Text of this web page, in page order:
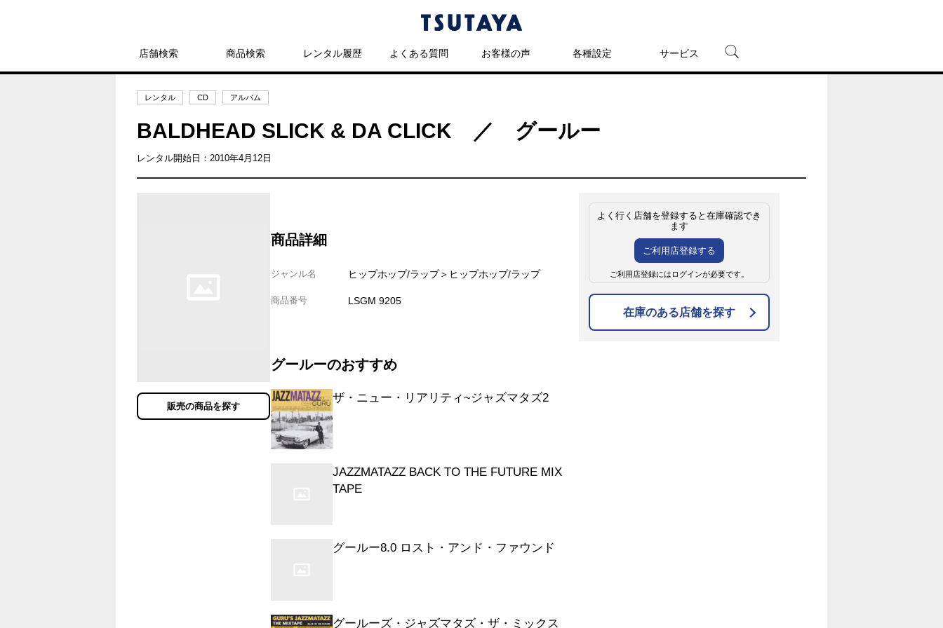
店舗検索 商品検索 レンタル履歴 よくある質問 お客様の声 各種設定 サービス
レンタル CD アルバム
BALDHEAD SLICK & DA CLICK ／ グールー
レンタル開始日：2010年4月12日
販売の商品を探す
商品詳細
ジャンル名 ヒップホップ/ラップ＞ヒップホップ/ラップ
商品番号 LSGM 9205
グールーのおすすめ
ザ・ニュー・リアリティ~ジャズマタズ2
JAZZMATAZZ BACK TO THE FUTURE MIX
TAPE
グールー8.0 ロスト・アンド・ファウンド
グールーズ・ジャズマタズ・ザ・ミックス
よく行く店舗を登録すると在庫確認でき
ます
ご利用店登録する
ご利用店登録にはログインが必要です。
在庫のある店舗を探す